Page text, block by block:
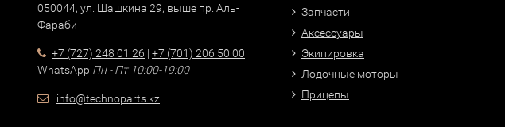
050044, ул. Шашкина 29, выше пр. Аль-
Фараби
+7 (727) 248 01 26 | +7 (701) 206 50 00
WhatsApp Пн - Пт 10:00-19:00
info@technoparts.kz
Запчасти
Аксессуары
Экипировка
Лодочные моторы
Прицепы